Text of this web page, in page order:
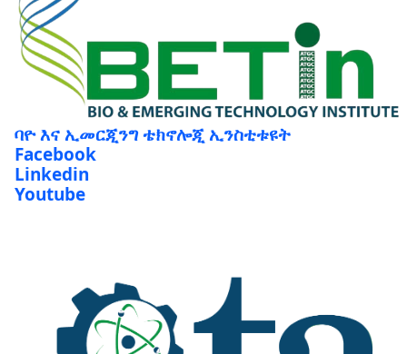
ባዮ እና ኢመርጂንግ ቴክኖሎጂ ኢንስቲቱዩት
Facebook
Linkedin
Youtube